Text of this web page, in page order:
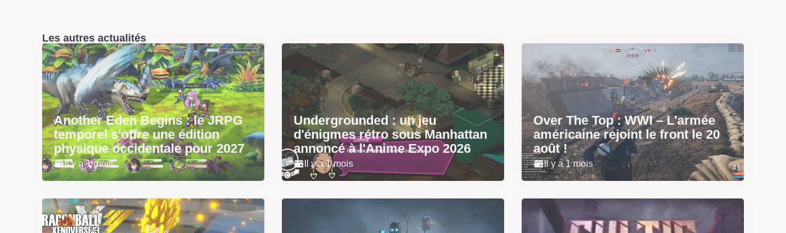
Les autres actualités
Another Eden Begins : le JRPG
temporel s'offre une édition
physique occidentale pour 2027
Il y a 1 mois
Undergrounded : un jeu
d'énigmes rétro sous Manhattan
annoncé à l'Anime Expo 2026
Il y a 1 mois
Over The Top : WWI – L'armée
américaine rejoint le front le 20
août !
Il y a 1 mois